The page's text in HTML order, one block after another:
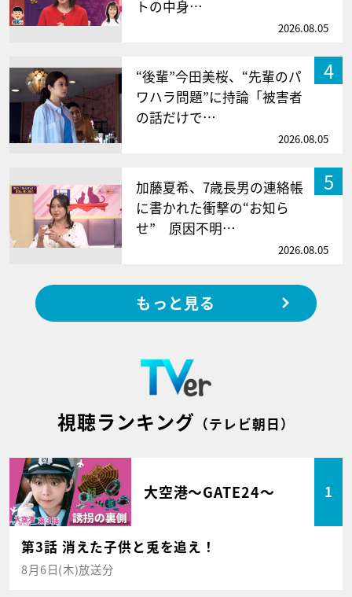
トの中身…
2026.08.05
4
“後輩”今田美桜、“先輩のパ
ワハラ問題”に持論「被害者
の話だけで…
2026.08.05
5
加藤夏希、7歳長男の連絡帳
に書かれた衝撃の“お知ら
せ” 原因不明…
2026.08.05
もっと見る
視聴ランキング （テレビ朝日）
大空港～GATE24～ 1
第3話 消えた子供と兎を追え！
8月6日(木)放送分